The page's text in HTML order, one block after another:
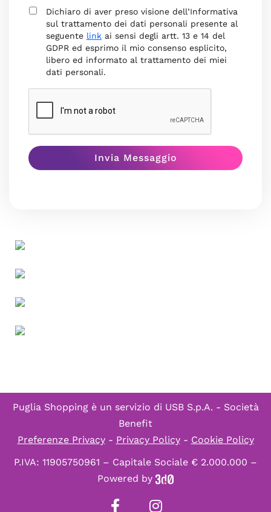
Dichiaro di aver preso visione dell’Informativa
sul trattamento dei dati personali presente al
seguente link ai sensi degli artt. 13 e 14 del
GDPR ed esprimo il mio consenso esplicito,
libero ed informato al trattamento dei miei
dati personali.
Puglia Shopping è un servizio di USB S.p.A. - Società
Benefit
Preferenze Privacy- Privacy Policy- Cookie Policy
P.IVA: 11905750961 – Capitale Sociale € 2.000.000 –
Powered by